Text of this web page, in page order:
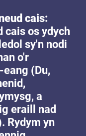
cais:
cais os ydych
sy'n nodi
o'r
(Du,
a
eraill nad
Rydym yn